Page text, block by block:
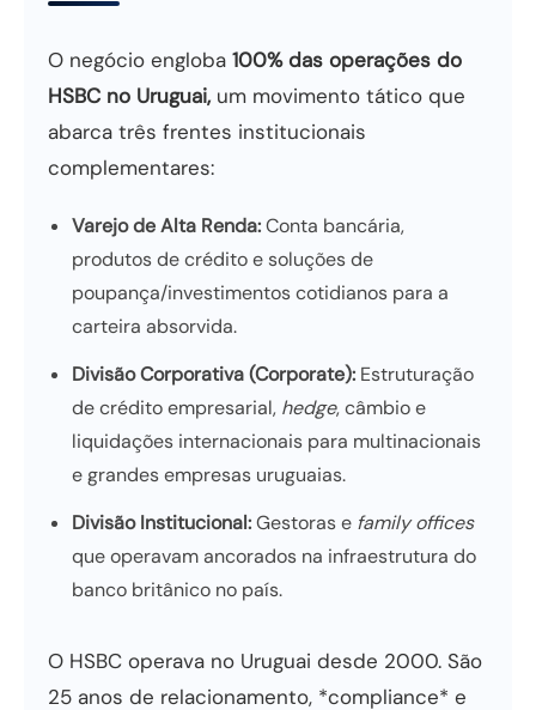
O negócio engloba 100% das operações do
HSBC no Uruguai, um movimento tático que
abarca três frentes institucionais
complementares:
Varejo de Alta Renda:Conta bancária,
produtos de crédito e soluções de
poupança/investimentos cotidianos para a
carteira absorvida.
Divisão Corporativa (Corporate): Estruturação
de crédito empresarial, hedge, câmbio e
liquidações internacionais para multinacionais
e grandes empresas uruguaias.
Divisão Institucional:Gestoras e family offices
que operavam ancorados na infraestrutura do
banco britânico no país.
O HSBC operava no Uruguai desde 2000. São
25 anos de relacionamento, *compliance* e